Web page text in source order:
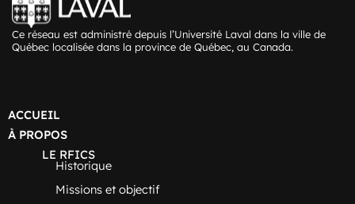
Ce réseau est administré depuis l’Université Laval dans la ville de
Québec localisée dans la province de Québec, au Canada.
ACCUEIL
À PROPOS
LE RFICS
Historique
Missions et objectif